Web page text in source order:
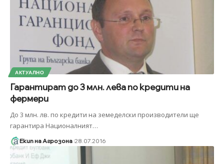
АКТУАЛНО
Гарантират до 3 млн. лева по кредити на
фермери
До 3 млн. лв. по кредити на земеделски производители ще
гарантира Националният…
Екип на Агрозона 28.07.2016